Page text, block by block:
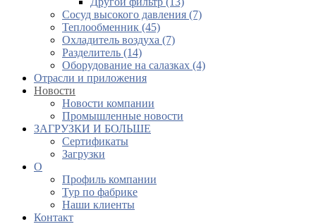
Сосуд высокого давления (7)
Теплообменник (45)
Охладитель воздуха (7)
Разделитель (14)
Оборудование на салазках (4)
Отрасли и приложения
Новости
Новости компании
Промышленные новости
ЗАГРУЗКИ И БОЛЬШЕ
Сертификаты
Загрузки
О
Профиль компании
Тур по фабрике
Наши клиенты
Контакт